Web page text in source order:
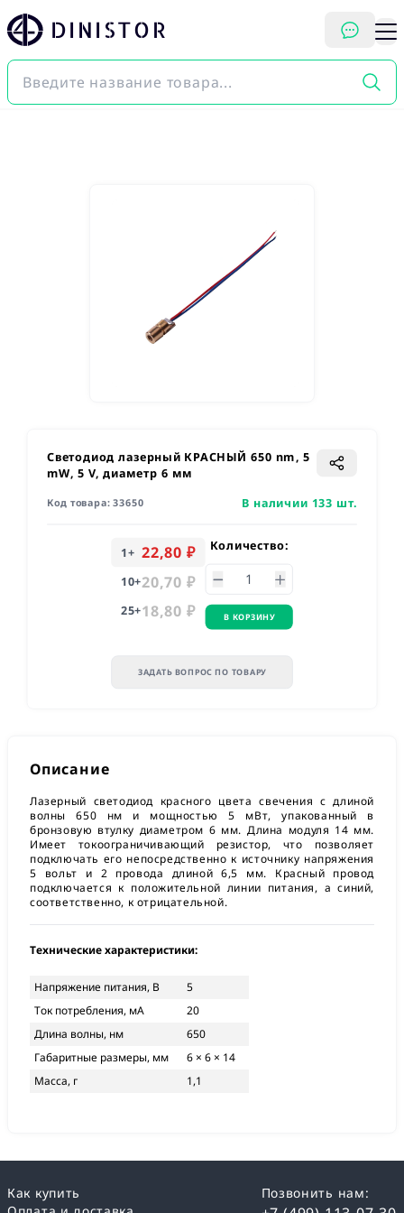
DINISTOR
Светодиод лазерный КРАСНЫЙ 650 nm, 5
mW, 5 V, диаметр 6 мм
Код товара:33650 В наличии 133 шт.
1+ 22,80 ₽
10+20,70 ₽
25+18,80 ₽
Количество:
В КОРЗИНУ
ЗАДАТЬ ВОПРОС ПО ТОВАРУ
Описание
Лазерный светодиод красного цвета свечения с длиной
волны 650 нм и мощностью 5 мВт, упакованный в
бронзовую втулку диаметром 6 мм. Длина модуля 14 мм.
Имеет токоограничивающий резистор, что позволяет
подключать его непосредственно к источнику напряжения
5 вольт и 2 провода длиной 6,5 мм. Красный провод
подключается к положительной линии питания, а синий,
соответственно, к отрицательной.
Технические характеристики:
Напряжение питания, В
5
Ток потребления, мА
20
Длина волны, нм
650
Габаритные размеры, мм
6 × 6 × 14
Масса, г
1,1
Как купить
Позвонить нам: